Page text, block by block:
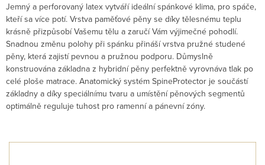
Jemný a perforovaný latex vytváří ideální spánkové klima, pro spáče,
kteří sa více potí. Vrstva paměťové pěny se díky tělesnému teplu
krásně přizpůsobí Vašemu tělu a zaručí Vám výjimečné pohodlí.
Snadnou změnu polohy při spánku přináší vrstva pružné studené
pěny, která zajistí pevnou a pružnou podporu. Důmyslně
konstruována základna z hybridní pěny perfektně vyrovnáva tlak po
celé ploše matrace. Anatomický systém SpineProtector je součástí
základny a díky speciálnímu tvaru a umístění pěnových segmentů
optimálně reguluje tuhost pro ramenní a pánevní zóny.